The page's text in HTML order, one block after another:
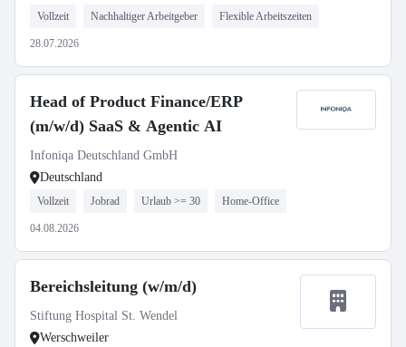
Vollzeit Nachhaltiger Arbeitgeber Flexible Arbeitszeiten
28.07.2026
Head of Product Finance/ERP
(m/w/d) SaaS & Agentic AI
Infoniqa Deutschland GmbH
Deutschland
Vollzeit Jobrad Urlaub >= 30 Home-Office
04.08.2026
Bereichsleitung (w/m/d)
Stiftung Hospital St. Wendel
Werschweiler